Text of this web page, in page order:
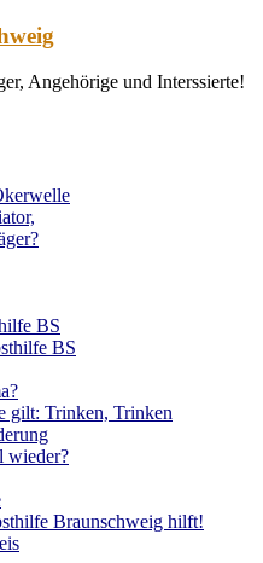
Angehörige und Interssierte!
BS
BS
gilt: Trinken, Trinken
wieder?
Braunschweig hilft!